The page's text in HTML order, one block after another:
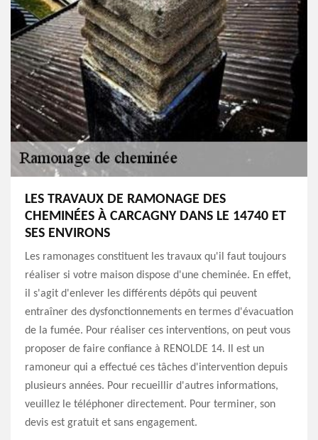
LES TRAVAUX DE RAMONAGE DES
CHEMINÉES À CARCAGNY DANS LE 14740 ET
SES ENVIRONS
Les ramonages constituent les travaux qu'il faut toujours
réaliser si votre maison dispose d'une cheminée. En effet,
il s'agit d'enlever les différents dépôts qui peuvent
entraîner des dysfonctionnements en termes d'évacuation
de la fumée. Pour réaliser ces interventions, on peut vous
proposer de faire confiance à RENOLDE 14. Il est un
ramoneur qui a effectué ces tâches d'intervention depuis
plusieurs années. Pour recueillir d'autres informations,
veuillez le téléphoner directement. Pour terminer, son
devis est gratuit et sans engagement.